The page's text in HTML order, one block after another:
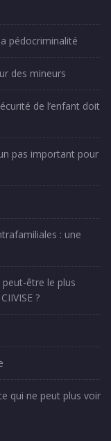
pédocriminalité
des mineurs
de l’enfant doit
pas important pour
: une
être le plus
?
qui ne peut plus voir